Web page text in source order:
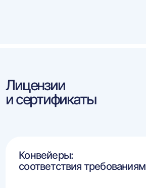
Лицензии
и сертификаты
Конвейеры:
соответствия требованиям